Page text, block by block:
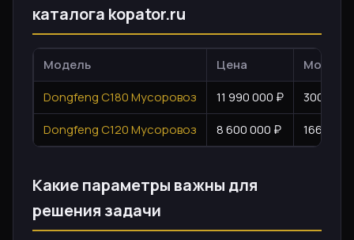
каталога kopator.ru
Модель Цена
Dongfeng C180 Мусоровоз
11 990 000 ₽
300
Dongfeng C120 Мусоровоз
8 600 000 ₽ 166
Какие параметры важны для
решения задачи